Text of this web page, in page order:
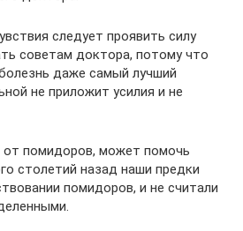
следует проявить силу
советам доктора, потому что
даже самый лучший
не приложит усилия и не
от помидоров, может помочь
столетий назад наши предки
помидоров, и не считали